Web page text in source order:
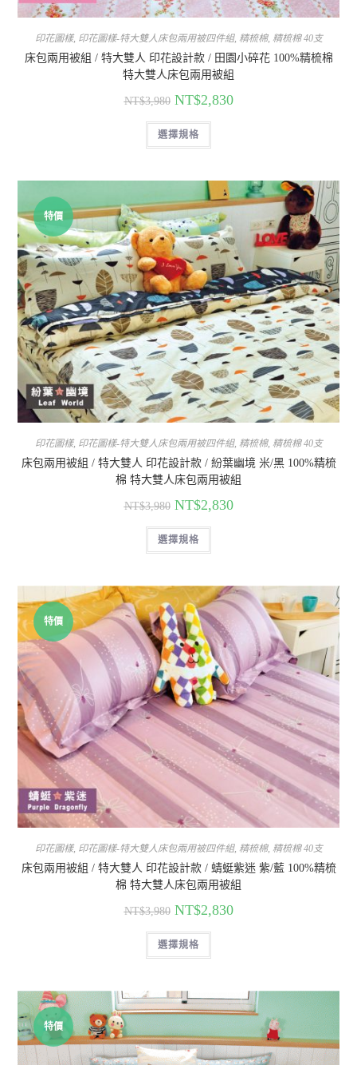
印花圖樣, 印花圖樣-特大雙人床包兩用被四件組, 精梳棉, 精梳棉 40支
床包兩用被組 / 特大雙人 印花設計款 / 田園小碎花 100%精梳棉
特大雙人床包兩用被組
NT$3,980 NT$2,830
選擇規格
特價
印花圖樣, 印花圖樣-特大雙人床包兩用被四件組, 精梳棉, 精梳棉 40支
床包兩用被組 / 特大雙人 印花設計款 / 紛葉幽境 米/黑 100%精梳
棉 特大雙人床包兩用被組
NT$3,980 NT$2,830
選擇規格
特價
印花圖樣, 印花圖樣-特大雙人床包兩用被四件組, 精梳棉, 精梳棉 40支
床包兩用被組 / 特大雙人 印花設計款 / 蜻蜓紫迷 紫/藍 100%精梳
棉 特大雙人床包兩用被組
NT$3,980 NT$2,830
選擇規格
特價